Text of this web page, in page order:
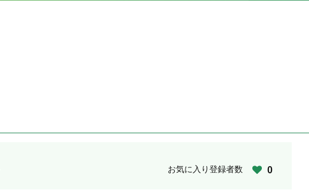
お気に入り登録者数 0